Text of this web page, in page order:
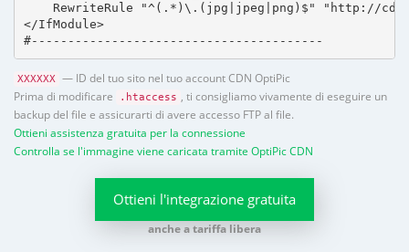
RewriteRule "^(.*)\.(jpg|jpeg|png)$" "http://
</IfModule>
#----------------------------------------
XXXXXX
— ID del tuo sito nel tuo account CDN OptiPic
Prima di modificare
.htaccess
, ti consigliamo vivamente di eseguire un
backup del file e assicurarti di avere accesso FTP al file.
Ottieni assistenza gratuita per la connessione
Controlla se l'immagine viene caricata tramite OptiPic CDN
Ottieni l'integrazione gratuita
anche a tariffa libera